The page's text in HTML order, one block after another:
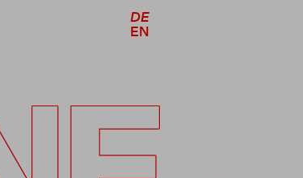
DE
EN